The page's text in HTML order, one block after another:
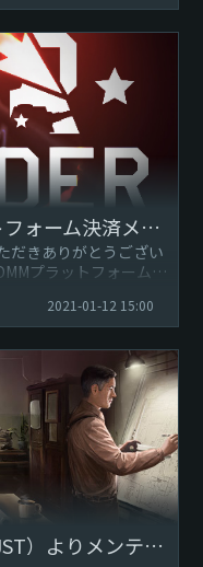
1月19日（火）DMMプラットフォーム決済メンテナンスのお知らせ
だきありがとうござい
ンスを下記の...
2021-01-12 15:00
【完了】10月29日18：00（JST）よりメンテナンスのお知らせ（22:25追記）